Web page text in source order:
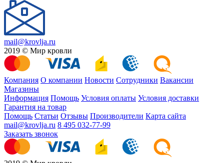
mail@krovlja.ru
2019 © Мир кровли
Компания О компании Новости Сотрудники Вакансии
Магазины
Информация Помощь Условия оплаты Условия доставки
Гарантия на товар
Помощь Статьи Отзывы Производители Карта сайта
mail@krovlja.ru 8 495 032-77-99
Заказать звонок